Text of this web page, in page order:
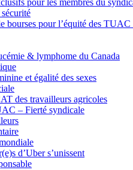
pour les membres du
bourses pour l’équité des TUAC
& lymphome du Canada
et égalité des sexes
des travailleurs agricoles
– Fierté syndicale
d’Uber s’unissent